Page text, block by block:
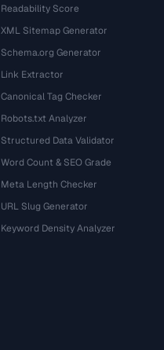
Readability Score
XML Sitemap Generator
Schema.org Generator
Link Extractor
Canonical Tag Checker
Robots.txt Analyzer
Structured Data Validator
Word Count & SEO Grade
Meta Length Checker
URL Slug Generator
Keyword Density Analyzer